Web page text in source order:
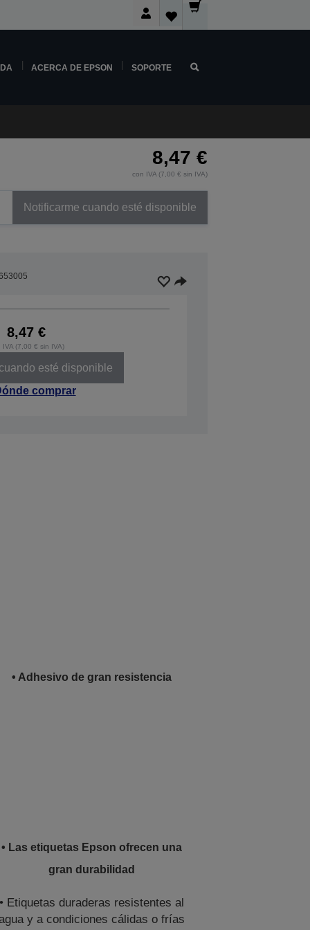
ACERCA DE EPSON SOPORTE
8,47 €
con IVA (7,00 € sin IVA)
Notificarme cuando esté disponible
8,47 €
IVA (7,00 € sin IVA)
esté disponible
comprar
• Adhesivo de gran resistencia
• Las etiquetas Epson ofrecen una
gran durabilidad
Etiquetas duraderas resistentes al
y a condiciones cálidas o frías